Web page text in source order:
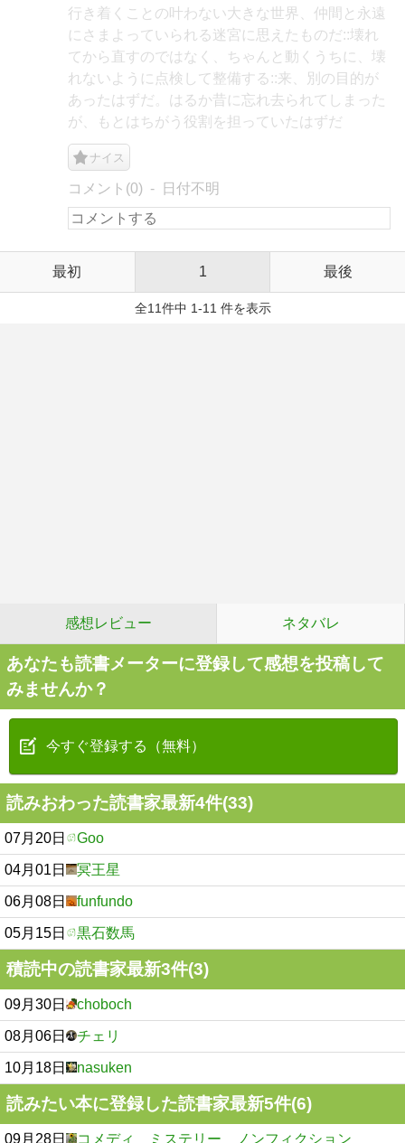
行き着くことの叶わない大きな世界、仲間と永遠
にさまよっていられる迷宮に思えたものだ::壊れ
てから直すのではなく、ちゃんと動くうちに、壊
れないように点検して整備する::来、別の目的が
あったはずだ。はるか昔に忘れ去られてしまった
が、もとはちがう役割を担っていたはずだ
ナイス
コメント(0) 日付不明
最初 1 最後
全11件中 1-11 件を表示
感想レビュー ネタバレ
あなたも読書メーターに登録して感想を投稿して
みませんか？
今すぐ登録する（無料）
読みおわった読書家最新4件(33)
07月20日 Goo
04月01日 冥王星
06月08日 funfundo
05月15日 黒石数馬
積読中の読書家最新3件(3)
09月30日 choboch
08月06日 チェリ
10月18日 nasuken
読みたい本に登録した読書家最新5件(6)
09月28日 コメディ ミステリー ノンフィクション